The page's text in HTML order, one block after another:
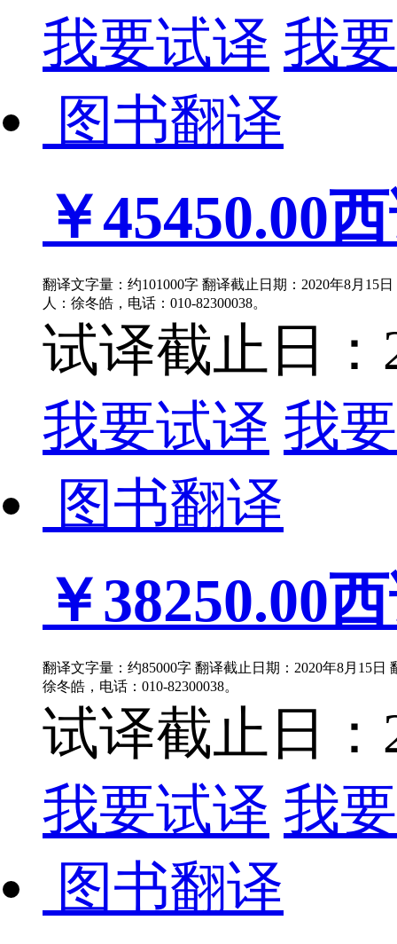
我要试译 我
图书翻译
￥45450.00
翻译文字量：约101000字 翻译截止日期：2020年8月15
人：徐冬皓，电话：010-82300038。
试译截止日：
我要试译 我
图书翻译
￥38250.00
翻译文字量：约85000字 翻译截止日期：2020年8月15
徐冬皓，电话：010-82300038。
试译截止日：
我要试译 我
图书翻译